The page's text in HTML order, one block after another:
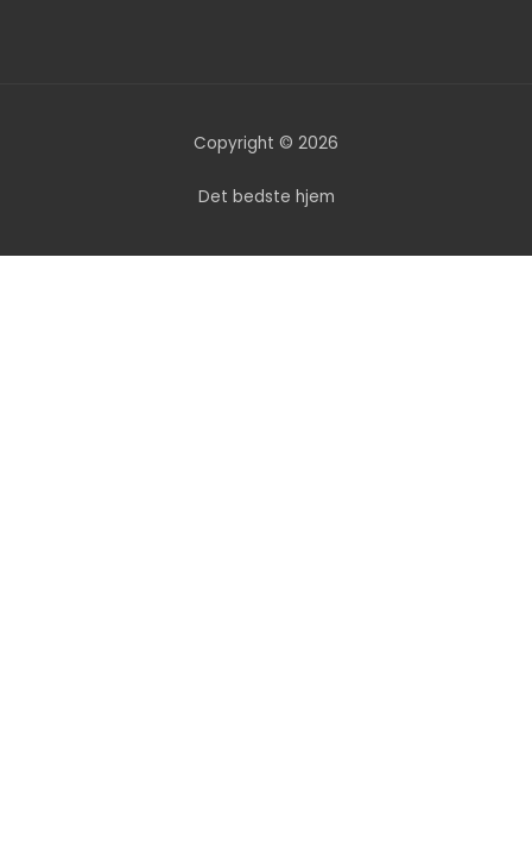
Copyright © 2026
Det bedste hjem